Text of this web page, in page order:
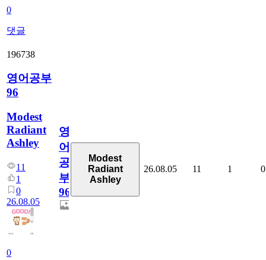
0
댓글
196738
영어공부
96
Modest
Radiant
Ashley
11
1
0
26.08.05
0
영
어
공
부
96
Modest
Radiant
Ashley
26.08.05 11 1 0